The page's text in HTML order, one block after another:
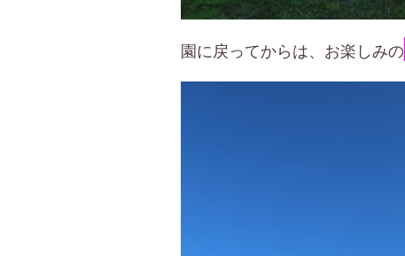
園に戻ってからは、お楽しみの